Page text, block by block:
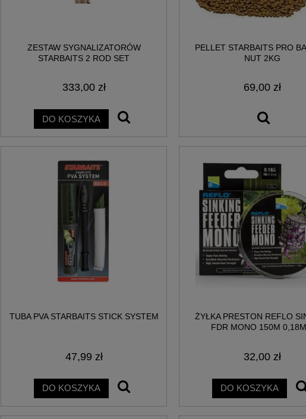
ZESTAW SYGNALIZATORÓW
STARBAITS 2 ROD SET
333,00 zł
DO KOSZYKA
PELLET STARBAITS PRO
NUT 2KG
69,00 zł
TUBA PVA STARBAITS STICK SYSTEM
47,99 zł
DO KOSZYKA
ŻYŁKA PRESTON REFLO
FDR MONO 150M
32,00 zł
DO KOSZYKA